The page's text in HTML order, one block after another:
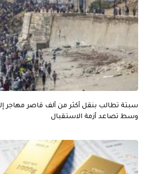
سبتة تطالب بنقل أكثر من ألف قاصر مهاجر
وسط تصاعد أزمة الاستقبال